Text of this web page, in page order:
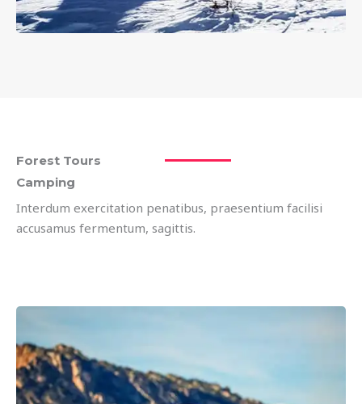
Forest Tours
Camping
Interdum exercitation penatibus, praesentium facilisi
accusamus fermentum, sagittis.